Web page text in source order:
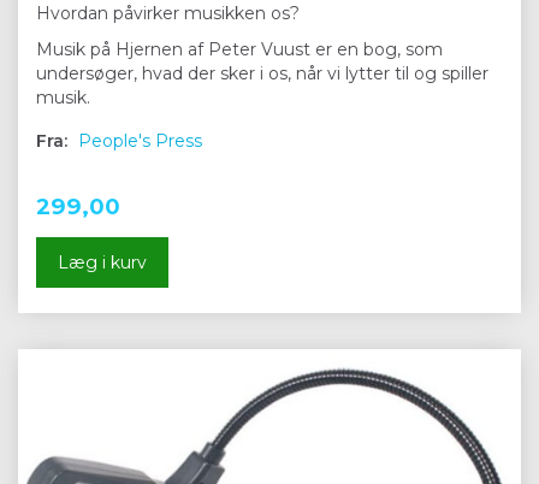
Hvordan påvirker musikken os?
Musik på Hjernen af Peter Vuust er en bog, som
undersøger, hvad der sker i os, når vi lytter til og spiller
musik.
Fra: People's Press
299,00
Læg i kurv